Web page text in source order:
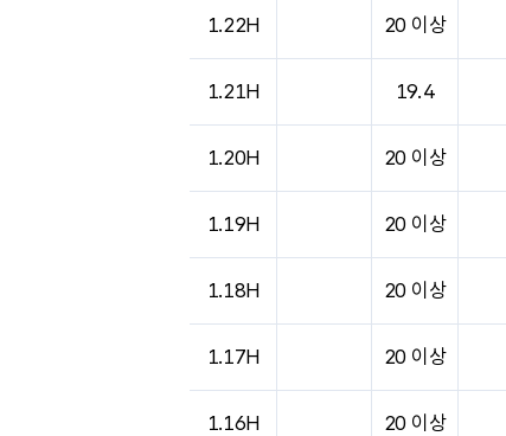
1.22H 20 이상
1.21H 19.4
1.20H 20 이상
1.19H 20 이상
1.18H 20 이상
1.17H 20 이상
1.16H 20 이상